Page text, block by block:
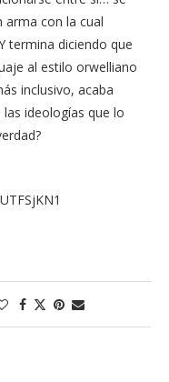
arma con la cual
termina diciendo que
al estilo orwelliano
inclusivo, acaba
ideologías que lo